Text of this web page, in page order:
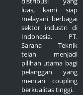
luas, kami siap
melayani berbagai
sektor industri di
Indonesia. PT.
Sarana Teknik
telah menjadi
pilihan utama bagi
pelanggan yang
mencari coupling
berkualitas tinggi.